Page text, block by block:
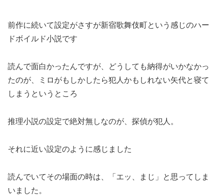
前作に続いて設定がさすが新宿歌舞伎町という感じのハー
ドボイルド小説です
読んで面白かったんですが、どうしても納得がいかなかっ
たのが、ミロがもしかしたら犯人かもしれない矢代と寝て
しまうというところ
推理小説の設定で絶対無しなのが、探偵が犯人。
それに近い設定のように感じました
読んでいてその場面の時は、「エッ、まじ」と思ってしま
いました。